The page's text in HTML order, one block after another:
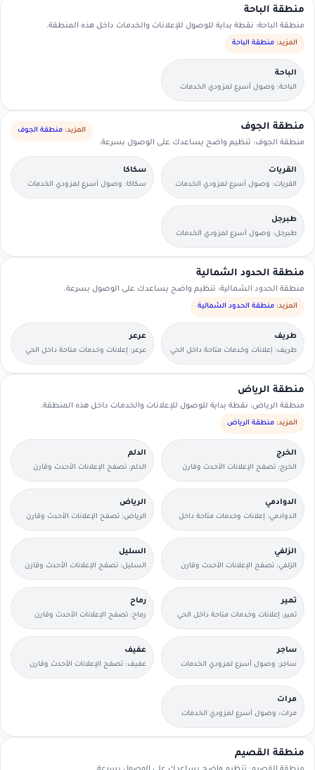
منطقة الباحة
منطقة الباحة: نقطة بداية للوصول للإعلانات والخدمات داخل هذه المنطقة.
المزيد: منطقة الباحة
الباحة
الباحة: وصول أسرع لمزودي الخدمات
القريبين منك.
منطقة الجوف
منطقة الجوف: تنظيم واضح يساعدك على الوصول بسرعة.
المزيد: منطقة الجوف
القريات
القريات: وصول أسرع لمزودي الخدمات
القريبين منك.
سكاكا
سكاكا: وصول أسرع لمزودي الخدمات
القريبين منك.
طبرجل
طبرجل: وصول أسرع لمزودي الخدمات
القريبين منك.
منطقة الحدود الشمالية
منطقة الحدود الشمالية: تنظيم واضح يساعدك على الوصول بسرعة.
المزيد: منطقة الحدود الشمالية
طريف
طريف: إعلانات وخدمات متاحة داخل الحي
مع وسائل تواصل مباشرة.
عرعر
عرعر: إعلانات وخدمات متاحة داخل الحي
مع وسائل تواصل مباشرة.
منطقة الرياض
منطقة الرياض: نقطة بداية للوصول للإعلانات والخدمات داخل هذه المنطقة.
المزيد: منطقة الرياض
الخرج
الخرج: تصفح الإعلانات الأحدث وقارن
التفاصيل بسرعة.
الدلم
الدلم: تصفح الإعلانات الأحدث وقارن
التفاصيل بسرعة.
الدوادمي
الدوادمي: إعلانات وخدمات متاحة داخل
الحي مع وسائل تواصل مباشرة.
الرياض
الرياض: تصفح الإعلانات الأحدث وقارن
التفاصيل بسرعة.
الزلفي
الزلفي: تصفح الإعلانات الأحدث وقارن
التفاصيل بسرعة.
السليل
السليل: تصفح الإعلانات الأحدث وقارن
التفاصيل بسرعة.
تمير
تمير: إعلانات وخدمات متاحة داخل الحي
مع وسائل تواصل مباشرة.
رماح
رماح: تصفح الإعلانات الأحدث وقارن
التفاصيل بسرعة.
ساجر
ساجر: وصول أسرع لمزودي الخدمات
القريبين منك.
عفيف
عفيف: تصفح الإعلانات الأحدث وقارن
التفاصيل بسرعة.
مرات
مرات: وصول أسرع لمزودي الخدمات
القريبين منك.
منطقة القصيم